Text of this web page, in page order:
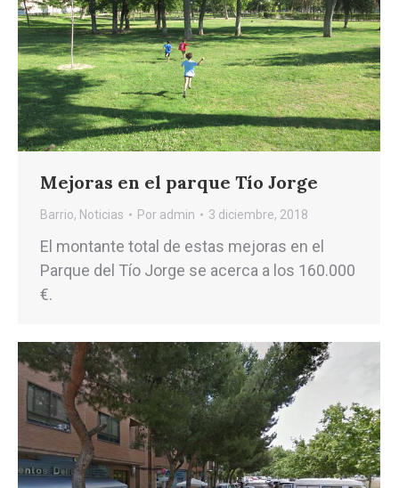
Mejoras en el parque Tío Jorge
Barrio, Noticias Por admin 3 diciembre, 2018
El montante total de estas mejoras en el
Parque del Tío Jorge se acerca a los 160.000
€.